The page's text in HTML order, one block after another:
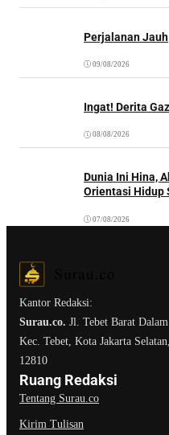
Perjalanan Jauh
09/08/2026
Ingat! Derita
08/08/2026
Dunia Ini Hina,
Orientasi Hidup
07/08/2026
Kantor Redaksi:
Surau.co. Jl. Tebet Barat
Kec. Tebet, Kota Jakarta
12810
Ruang Redaksi
Tentang Surau.co
Kirim Tulisan